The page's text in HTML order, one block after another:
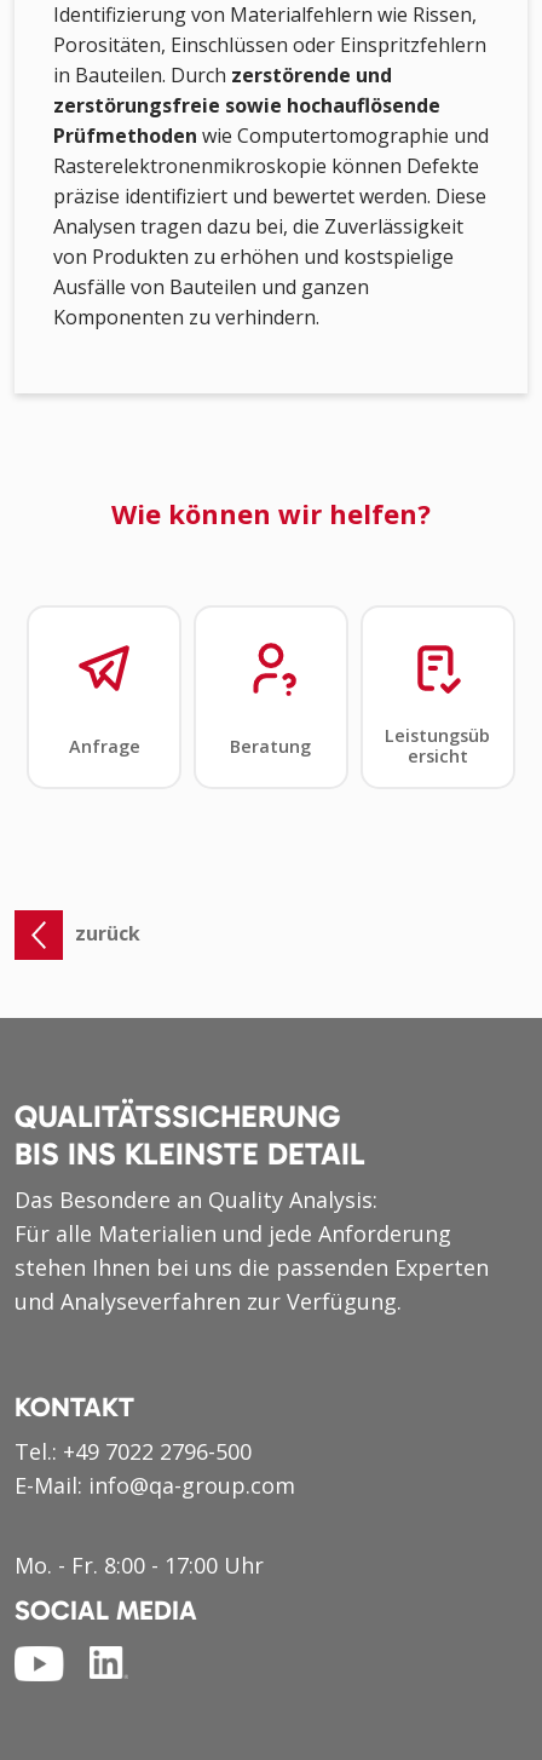
Identifizierung von Materialfehlern wie Rissen,
Porositäten, Einschlüssen oder Einspritzfehlern
in Bauteilen. Durch zerstörende und
zerstörungsfreie sowie hochauflösende
Prüfmethoden wie Computertomographie und
Rasterelektronenmikroskopie können Defekte
präzise identifiziert und bewertet werden. Diese
Analysen tragen dazu bei, die Zuverlässigkeit
von Produkten zu erhöhen und kostspielige
Ausfälle von Bauteilen und ganzen
Komponenten zu verhindern.
zurück
QUALITÄTSSICHERUNG
BIS INS KLEINSTE DETAIL
Das Besondere an Quality Analysis:
Für alle Materialien und jede Anforderung
stehen Ihnen bei uns die passenden Experten
und Analyseverfahren zur Verfügung.
KONTAKT
Tel.: +49 7022 2796-500
E-Mail: info@qa-group.com
Mo. - Fr. 8:00 - 17:00 Uhr
SOCIAL MEDIA